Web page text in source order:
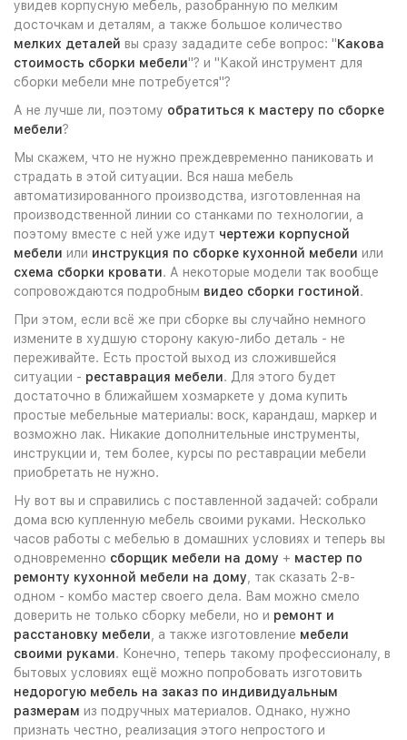
увидев корпусную мебель, разобранную по мелким
досточкам и деталям, а также большое количество
мелких деталей вы сразу зададите себе вопрос: "Какова
стоимость сборки мебели"? и "Какой инструмент для
сборки мебели мне потребуется"?
А не лучше ли, поэтому обратиться к мастеру по сборке
мебели?
Мы скажем, что не нужно преждевременно паниковать и
страдать в этой ситуации. Вся наша мебель
автоматизированного производства, изготовленная на
производственной линии со станками по технологии, а
поэтому вместе с ней уже идут чертежи корпусной
мебели или инструкция по сборке кухонной мебели или
схема сборки кровати. А некоторые модели так вообще
сопровождаются подробным видео сборки гостиной.
При этом, если всё же при сборке вы случайно немного
измените в худшую сторону какую-либо деталь - не
переживайте. Есть простой выход из сложившейся
ситуации - реставрация мебели. Для этого будет
достаточно в ближайшем хозмаркете у дома купить
простые мебельные материалы: воск, карандаш, маркер и
возможно лак. Никакие дополнительные инструменты,
инструкции и, тем более, курсы по реставрации мебели
приобретать не нужно.
Ну вот вы и справились с поставленной задачей: собрали
дома всю купленную мебель своими руками. Несколько
часов работы с мебелью в домашних условиях и теперь вы
одновременно сборщик мебели на дому + мастер по
ремонту кухонной мебели на дому , так сказать 2-в-
одном - комбо мастер своего дела. Вам можно смело
доверить не только сборку мебели, но и ремонт и
расстановку мебели , а также изготовление мебели
своими руками. Конечно, теперь такому профессионалу, в
бытовых условиях ещё можно попробовать изготовить
недорогую мебель на заказ по индивидуальным
размерам из подручных материалов. Однако, нужно
признать честно, реализация этого непростого и